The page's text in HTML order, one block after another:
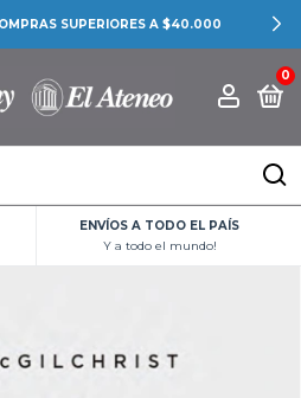
SUPERIORES A $40.000
0
ENVÍOS A TODO EL PAÍS
Y a todo el mundo!